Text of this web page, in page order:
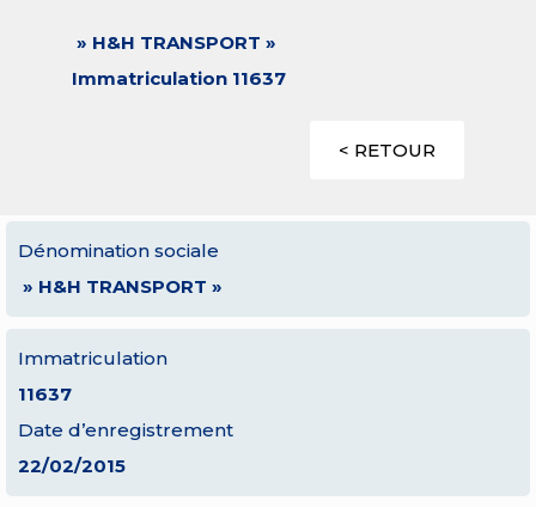
» H&H TRANSPORT »
Immatriculation 11637
< RETOUR
Dénomination sociale
» H&H TRANSPORT »
Immatriculation
11637
Date d’enregistrement
22/02/2015